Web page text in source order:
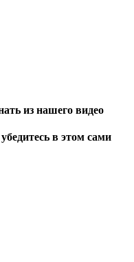
из нашего видео
в этом сами